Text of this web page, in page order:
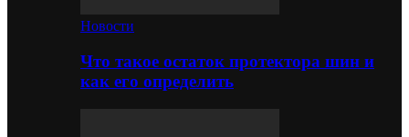
Новости
Что такое остаток протектора шин и
как его определить